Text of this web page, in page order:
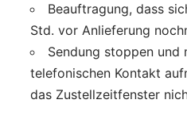
Beauftragung, dass
Std. vor Anlieferung
Sendung stoppen
telefonischen Kontakt
das Zustellzeitfenster